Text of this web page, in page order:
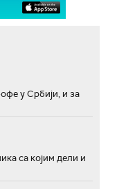
у Србији, и за
са којим дели и